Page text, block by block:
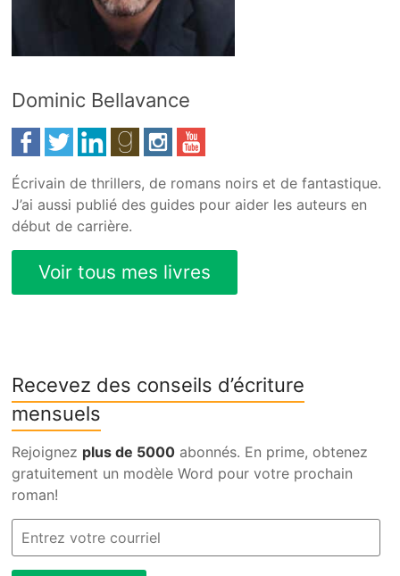
Dominic Bellavance
Écrivain de thrillers, de romans noirs et de fantastique.
J’ai aussi publié des guides pour aider les auteurs en
début de carrière.
Recevez des conseils d’écriture
mensuels
Rejoignez plus de 5000 abonnés. En prime, obtenez
gratuitement un modèle Word pour votre prochain
roman!